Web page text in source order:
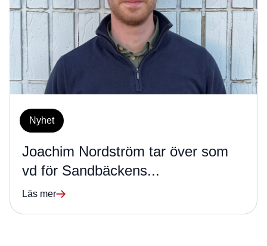
Nyhet
Joachim Nordström tar över som
vd för Sandbäckens...
Läs mer